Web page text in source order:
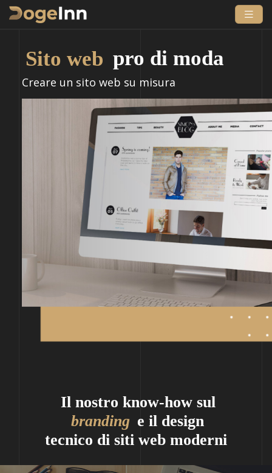
Sito web pro di moda
Creare un sito web su misura
Il nostro know-how sul
branding e il design
tecnico di siti web moderni